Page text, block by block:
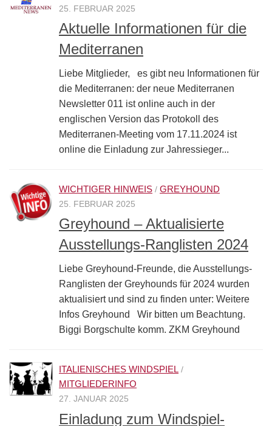
25. FEBRUAR 2025
Aktuelle Informationen für die
Mediterranen
Liebe Mitglieder, es gibt neu Informationen für
die Mediterranen: der neue Mediterranen
Newsletter 011 ist online auch in der
englischen Version das Protokoll des
Mediterranen-Meeting vom 17.11.2024 ist
online die Einladung zur Jahressieger...
WICHTIGER HINWEIS / GREYHOUND
25. FEBRUAR 2025
Greyhound – Aktualisierte
Ausstellungs-Ranglisten 2024
Liebe Greyhound-Freunde, die Ausstellungs-
Ranglisten der Greyhounds für 2024 wurden
aktualisiert und sind zu finden unter: Weitere
Infos Greyhound Wir bitten um Beachtung.
Biggi Borgschulte komm. ZKM Greyhound
ITALIENISCHES WINDSPIEL /
MITGLIEDERINFO
27. JANUAR 2025
Einladung zum Windspiel-